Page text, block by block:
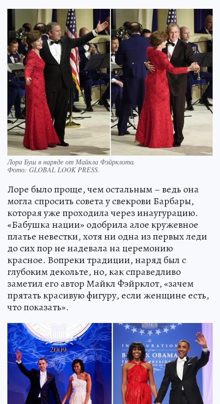
Лора Буш в наряде от Майкла Фэйрклота.
Фото: GLOBAL LOOK PRESS.
Лоре было проще, чем остальным – ведь она
могла спросить совета у свекрови Барбары,
которая уже проходила через инаугурацию.
«Бабушка нации» одобрила алое кружевное
платье невестки, хотя ни одна из первых леди
до сих пор не надевала на церемонию
красное. Вопреки традиции, наряд был с
глубоким декольте, но, как справедливо
заметил его автор Майкл Фэйрклот, «зачем
прятать красивую фигуру, если женщине есть,
что показать».